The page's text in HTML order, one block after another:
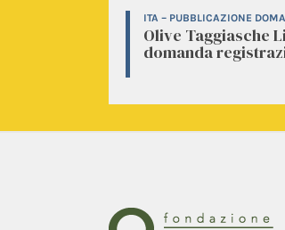
ITA – PUBBLICAZIONE
Olive Taggiasche
domanda